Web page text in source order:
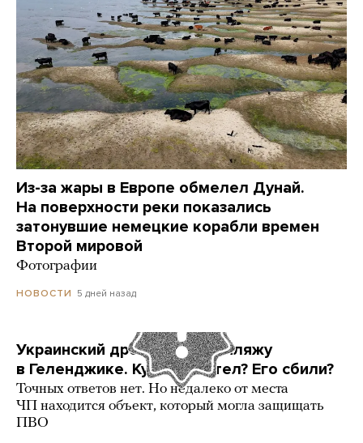
Из-за жары в Европе обмелел Дунай.
На поверхности реки показались
затонувшие немецкие корабли времен
Второй мировой
Фотографии
НОВОСТИ 5 дней назад
Украинский дрон попал по пляжу
в Геленджике. Куда он летел? Его сбили?
Точных ответов нет. Но недалеко от места
ЧП находится объект, который могла защищать
ПВО